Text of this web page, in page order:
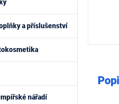
a příslušenství
nářadí